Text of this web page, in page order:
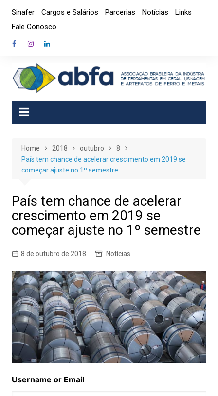
content
Sinafer Cargos e Salários Parcerias Notícias
Links
Fale Conosco
Home 2018 outubro
8
País tem chance de acelerar crescimento em 2019 se
começar ajuste no 1º semestre
País tem chance de acelerar
crescimento em 2019 se
começar ajuste no 1º semestre
8 de outubro de 2018 Notícias
Username or Email